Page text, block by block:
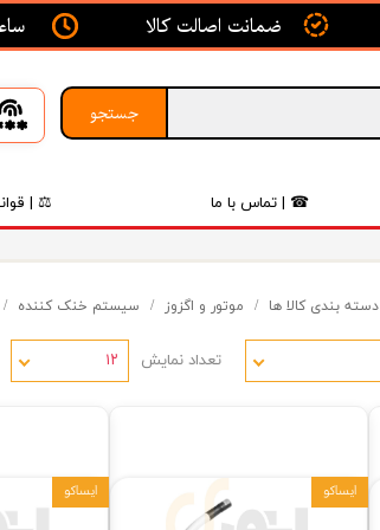
جستجو
☎ | تماس با ما ⚖ |
ضمانت اصالت کالا
دسته بندی کالا ها موتور و اگزوز سیستم خنک کننده
تعداد نمایش ۱۲
ایساکو ایساکو